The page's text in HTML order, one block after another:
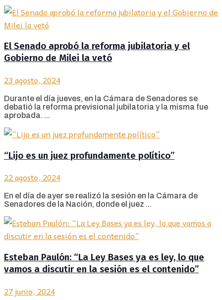
El Senado aprobó la reforma jubilatoria y el
Gobierno de Milei la vetó
23 agosto, 2024
Durante el día jueves, en la Cámara de Senadores se
debatió la reforma previsional jubilatoria y la misma fue
aprobada. ...
“Lijo es un juez profundamente político”
22 agosto, 2024
En el día de ayer se realizó la sesión en la Cámara de
Senadores de la Nación, donde el juez ...
Esteban Paulón: “La Ley Bases ya es ley, lo que
vamos a discutir en la sesión es el contenido”
27 junio, 2024